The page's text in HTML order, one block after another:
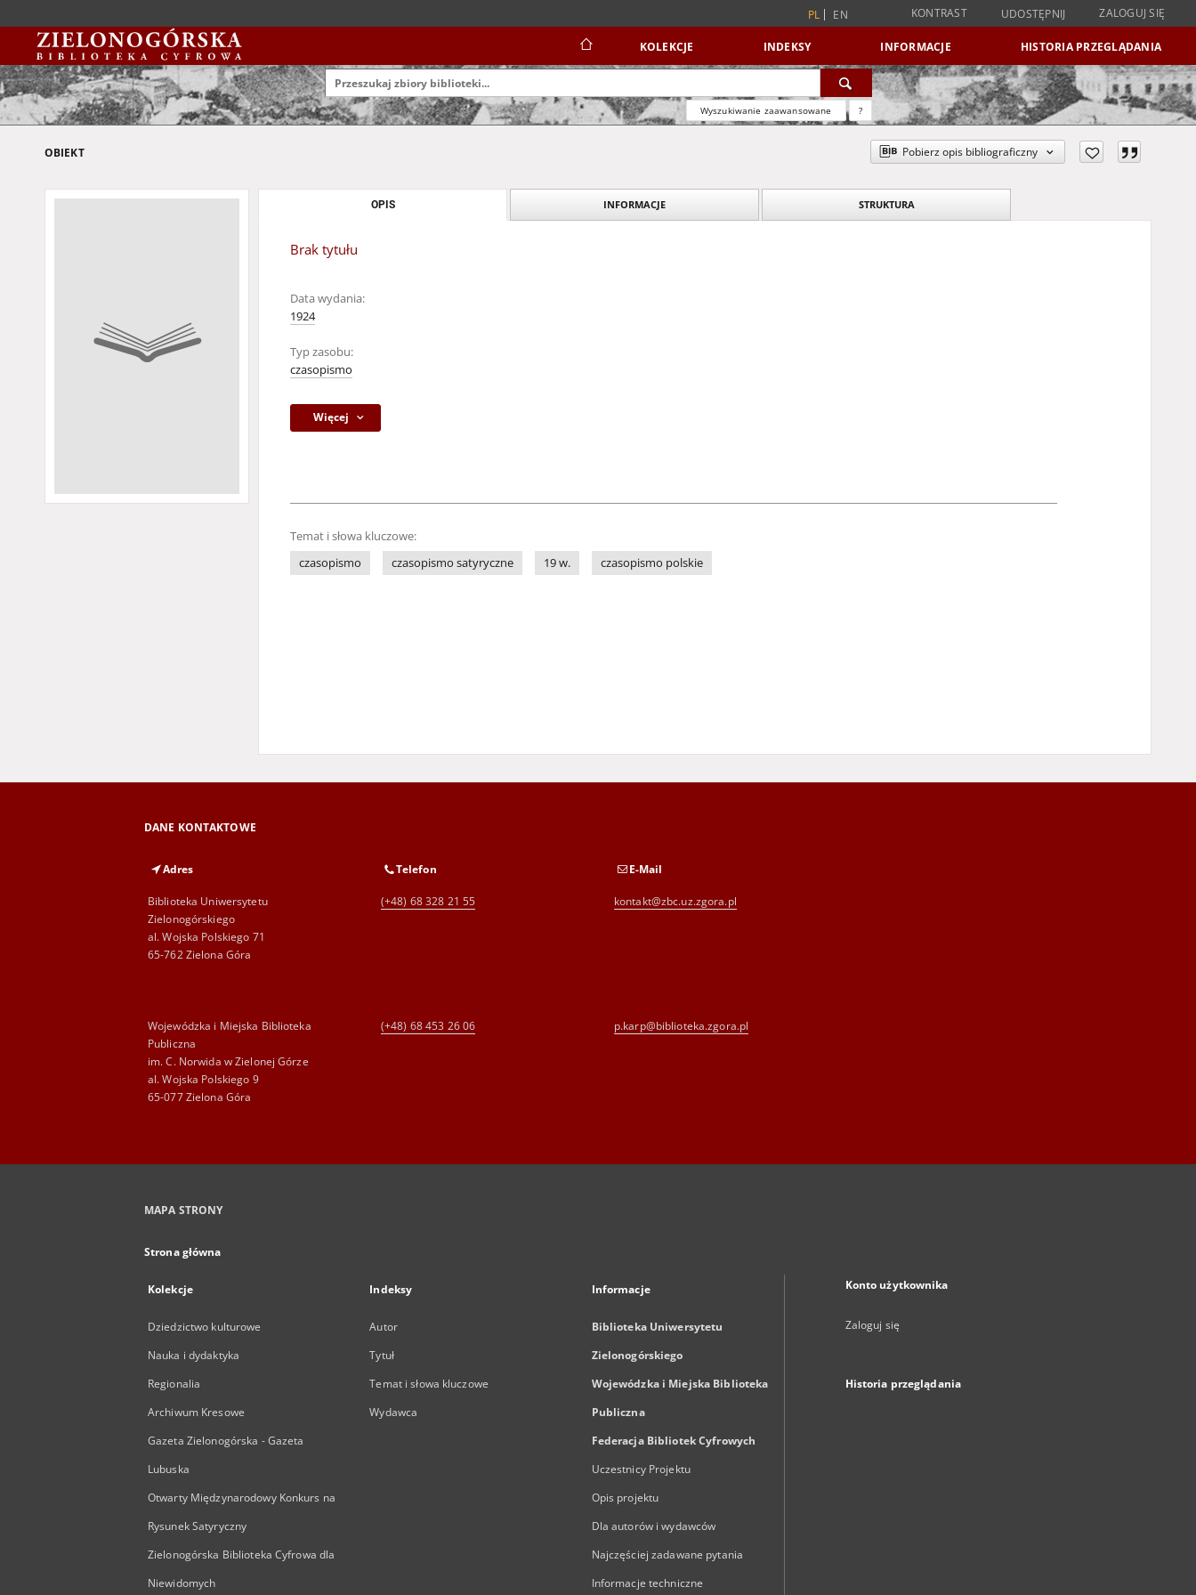
PL EN KONTRAST UDOSTĘPNIJ ZALOGUJ SIĘ
KOLEKCJE INDEKSY INFORMACJE HISTORIA PRZEGLĄDANIA
Wyszukiwanie zaawansowane ?
OBIEKT Pobierz opis bibliograficzny
OPIS INFORMACJE STRUKTURA
Brak tytułu
Data wydania:
1924
Typ zasobu:
czasopismo
Więcej
Temat i słowa kluczowe:
czasopismo
czasopismo satyryczne 19 w. czasopismo polskie
DANE KONTAKTOWE
Adres
Biblioteka Uniwersytetu
Zielonogórskiego
al. Wojska Polskiego 71
65-762 Zielona Góra
Telefon
(+48) 68 328 21 55
E-Mail
kontakt@zbc.uz.zgora.pl
Wojewódzka i Miejska Biblioteka
Publiczna
im. C. Norwida w Zielonej Górze
al. Wojska Polskiego 9
65-077 Zielona Góra
(+48) 68 453 26 06 p.karp@biblioteka.zgora.pl
MAPA STRONY
Strona główna
Kolekcje
Dziedzictwo kulturowe
Nauka i dydaktyka
Regionalia
Archiwum Kresowe
Gazeta Zielonogórska - Gazeta
Lubuska
Otwarty Międzynarodowy Konkurs na
Rysunek Satyryczny
Zielonogórska Biblioteka Cyfrowa dla
Niewidomych
Indeksy
Autor
Tytuł
Temat i słowa kluczowe
Wydawca
Informacje
Biblioteka Uniwersytetu
Zielonogórskiego
Wojewódzka i Miejska Biblioteka
Publiczna
Federacja Bibliotek Cyfrowych
Uczestnicy Projektu
Opis projektu
Dla autorów i wydawców
Najczęściej zadawane pytania
Informacje techniczne
Konto użytkownika
Zaloguj się
Historia przeglądania